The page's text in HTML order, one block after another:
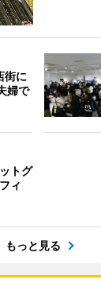
街に
婦で
トグ
ィ
もっと見る